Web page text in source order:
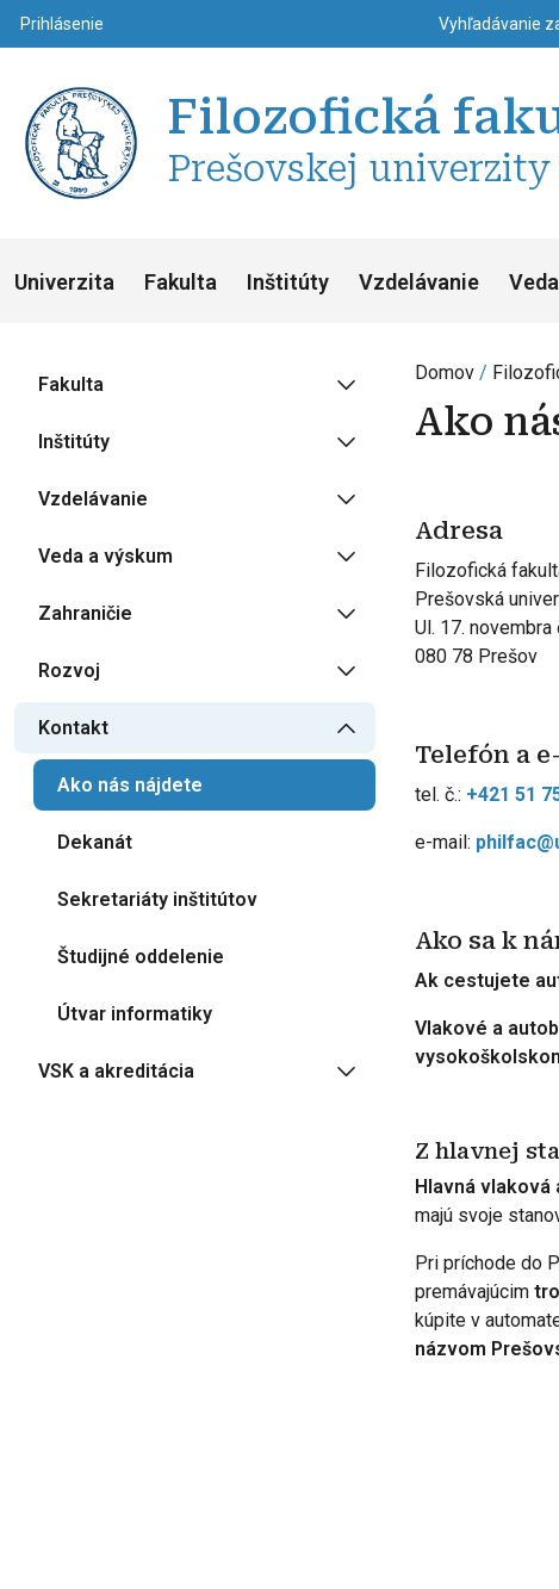
Používateľské menu
Prihlásenie Top
Vyhľadávanie
Filozofická
Prešovskej univerzity
Univerzita Fakulta Inštitúty Vzdelávanie
Domov
Ako
Adresa
Filozofická
Prešovská
Ul. 17. novembra
080 78 Prešov
Telefón a
tel. č.: +421 51
e-mail:
Ako sa k
Ak cestujete
Vlakové a
Z hlavnej
Hlavná vlaková
majú svoje
Pri príchode do
premávajúcim
kúpite v
názvom
Fakulta
Inštitúty
Vzdelávanie
Veda a výskum
Zahraničie
Rozvoj
Kontakt
Ako nás nájdete
Dekanát
Sekretariáty inštitútov
Študijné oddelenie
Útvar informatiky
VSK a akreditácia